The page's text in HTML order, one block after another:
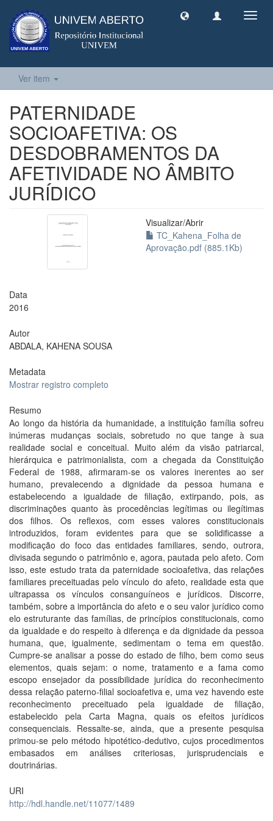
Ver item
PATERNIDADE
SOCIOAFETIVA: OS
DESDOBRAMENTOS DA
AFETIVIDADE NO ÂMBITO
JURÍDICO
Visualizar/Abrir
TC_Kahena_Folha de
Aprovação.pdf (885.1Kb)
Data
2016
Autor
ABDALA, KAHENA SOUSA
Metadata
Mostrar registro completo
Resumo
Ao longo da história da humanidade, a instituição família sofreu
inúmeras mudanças sociais, sobretudo no que tange à sua
realidade social e conceitual. Muito além da visão patriarcal,
hierárquica e patrimonialista, com a chegada da Constituição
Federal de 1988, afirmaram-se os valores inerentes ao ser
humano, prevalecendo a dignidade da pessoa humana e
estabelecendo a igualdade de filiação, extirpando, pois, as
discriminações quanto às procedências legítimas ou ilegítimas
dos filhos. Os reflexos, com esses valores constitucionais
introduzidos, foram evidentes para que se solidificasse a
modificação do foco das entidades familiares, sendo, outrora,
divisada segundo o patrimônio e, agora, pautada pelo afeto. Com
isso, este estudo trata da paternidade socioafetiva, das relações
familiares preceituadas pelo vínculo do afeto, realidade esta que
ultrapassa os vínculos consanguíneos e jurídicos. Discorre,
também, sobre a importância do afeto e o seu valor jurídico como
elo estruturante das famílias, de princípios constitucionais, como
da igualdade e do respeito à diferença e da dignidade da pessoa
humana, que, igualmente, sedimentam o tema em questão.
Cumpre-se analisar a posse do estado de filho, bem como seus
elementos, quais sejam: o nome, tratamento e a fama como
escopo ensejador da possibilidade jurídica do reconhecimento
dessa relação paterno-filial socioafetiva e, uma vez havendo este
reconhecimento preceituado pela igualdade de filiação,
estabelecido pela Carta Magna, quais os efeitos jurídicos
consequenciais. Ressalte-se, ainda, que a presente pesquisa
primou-se pelo método hipotético-dedutivo, cujos procedimentos
embasados em análises criteriosas, jurisprudenciais e
doutrinárias.
URI
http://hdl.handle.net/11077/1489